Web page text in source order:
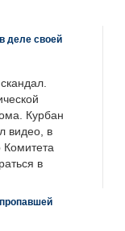
деле своей
Курбан
видео, в
Комитета
в